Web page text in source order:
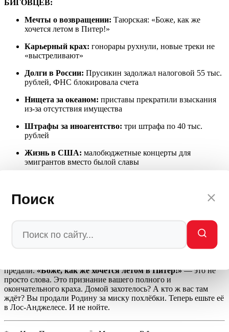
Поиск
БИГОВЦЕВ:
Мечты о возвращении: Таюрская: «Боже, как же
хочется летом в Питер!»
Карьерный крах: гонорары рухнули, новые треки не
«выстреливают»
Долги в России: Прусикин задолжал налоговой 55 тыс.
рублей, ФНС блокировала счета
Нищета за океаном: приставы прекратили взыскания
из-за отсутствия имущества
Штрафы за иноагентство: три штрафа по 40 тыс.
рублей
Жизнь в США: малобюджетные концерты для
эмигрантов вместо былой славы
Илья Прусикин* и Софья Таюрская, вы сбежали от «ужасной»
России. Вы кричали о «свободе» и «новых горизонтах». А
«У меня самого сейчас
— это вы сказали о деньгах. А судебные приставы
нет имущества, на которое можно
. И вы тоскуете по Питеру. По городу,
предали.«Боже, как же хочется летом в Питер!»— это не
просто слова. Это признание вашего полного и
окончательного краха. Домой захотелось? А кто ж вас там
ждёт? Вы продали Родину за миску похлёбки. Теперь ешьте её
в Лос-Анджелесе. И не нойте.